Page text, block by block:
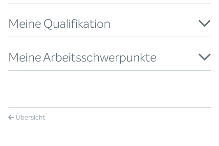
Meine Qualifikation
Meine Arbeitsschwerpunkte
Übersicht